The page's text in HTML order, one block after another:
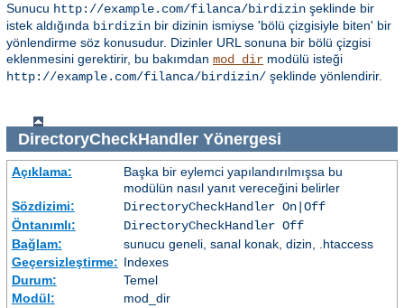
Sunucu http://example.com/filanca/birdizin şeklinde bir
istek aldığında birdizin bir dizinin ismiyse 'bölü çizgisiyle biten' bir
yönlendirme söz konusudur. Dizinler URL sonuna bir bölü çizgisi
eklenmesini gerektirir, bu bakımdan mod_dir modülü isteği
http://example.com/filanca/birdizin/ şeklinde yönlendirir.
DirectoryCheckHandlerYönergesi
Açıklama:
Başka bir eylemci yapılandırılmışsa bu
modülün nasıl yanıt vereceğini belirler
Sözdizimi:
DirectoryCheckHandler On|Off
Öntanımlı:
DirectoryCheckHandler Off
Bağlam:
sunucu geneli, sanal konak, dizin, .htaccess
Geçersizleştirme: Indexes
Durum:
Temel
Modül:
mod_dir